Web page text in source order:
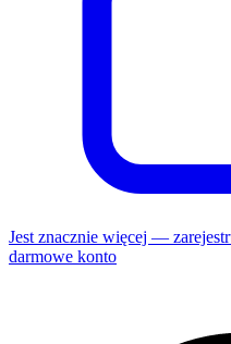
Jest znacznie więcej —
darmowe konto